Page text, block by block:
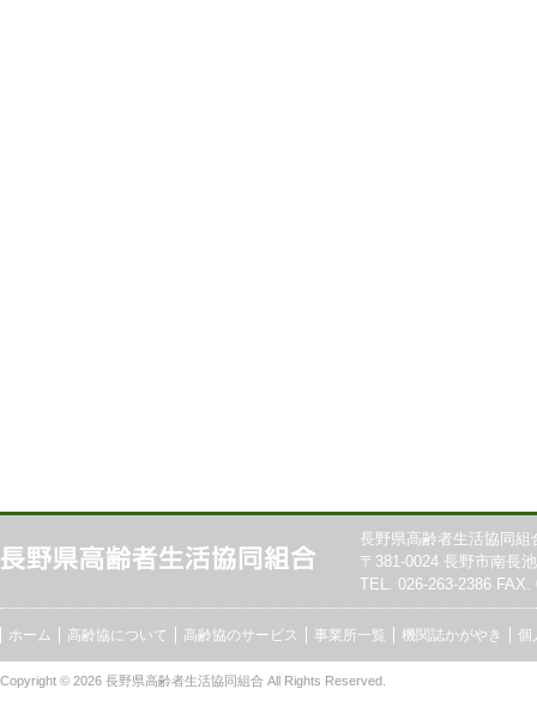
長野県高齢者生活協同組
〒381-0024 長野市南長
TEL. 026-263-2386 FAX.
ホーム 高齢協について 高齢協のサービス 事業所一覧 機関誌かがやき 個
Copyright © 2026 長野県高齢者生活協同組合 All Rights Reserved.